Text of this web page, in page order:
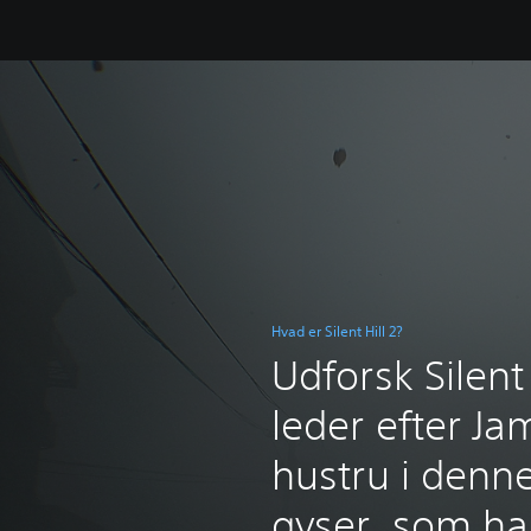
Hvad er Silent Hill 2?
Udforsk
leder efter
hustru i